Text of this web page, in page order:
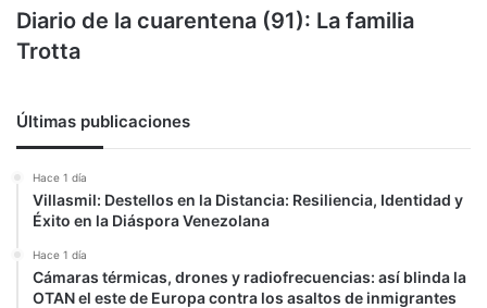
Diario de la cuarentena (91): La familia
Trotta
Últimas publicaciones
Hace 1 día
Villasmil: Destellos en la Distancia: Resiliencia, Identidad y
Éxito en la Diáspora Venezolana
Hace 1 día
Cámaras térmicas, drones y radiofrecuencias: así blinda la
OTAN el este de Europa contra los asaltos de inmigrantes